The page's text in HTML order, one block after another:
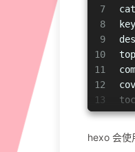
7
8
9
10
11
12
13
14
16
top
hexo 会使